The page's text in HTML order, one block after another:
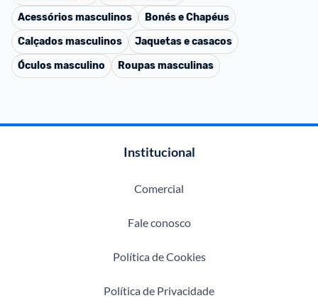
Acessórios masculinos
Bonés e Chapéus
Calçados masculinos
Jaquetas e casacos
Óculos masculino
Roupas masculinas
Institucional
Comercial
Fale conosco
Política de Cookies
Política de Privacidade